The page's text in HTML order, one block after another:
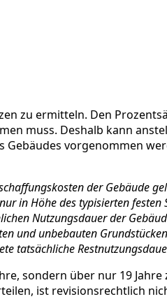
zu ermitteln. Den
muss. Deshalb kann
Gebäudes vorgenommen
der Gebäude
in Höhe des typisierten
Nutzungsdauer der
und unbebauten
tatsächliche
sondern über nur 19
ist revisionsrechtlich